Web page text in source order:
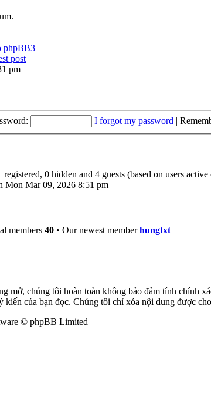
phpBB3
post
pm
I forgot my password |
registered, 0 hidden and 4 guests (based on users
Mon Mar 09, 2026 8:51 pm
members 40 • Our newest memberhungtxt
mở, chúng tôi hoàn toàn không bảo đảm tính chính
kiến của bạn đọc. Chúng tôi chỉ xóa nội dung được
© phpBB Limited